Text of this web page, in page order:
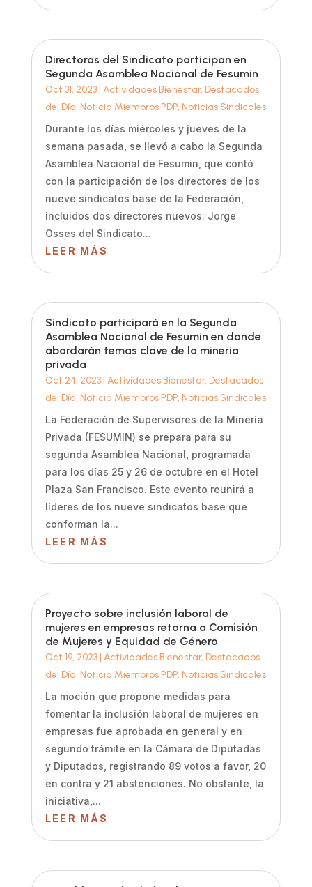
Directoras del Sindicato participan en
Segunda Asamblea Nacional de Fesumin
Oct 31, 2023| Actividades Bienestar, Destacados
del Día, Noticia Miembros PDP, Noticias Sindicales
Durante los días miércoles y jueves de la
semana pasada, se llevó a cabo la Segunda
Asamblea Nacional de Fesumin, que contó
con la participación de los directores de los
nueve sindicatos base de la Federación,
incluidos dos directores nuevos: Jorge
Osses del Sindicato...
LEER MÁS
Sindicato participará en la Segunda
Asamblea Nacional de Fesumin en donde
abordarán temas clave de la minería
privada
Oct 24, 2023| Actividades Bienestar, Destacados
del Día, Noticia Miembros PDP, Noticias Sindicales
La Federación de Supervisores de la Minería
Privada (FESUMIN) se prepara para su
segunda Asamblea Nacional, programada
para los días 25 y 26 de octubre en el Hotel
Plaza San Francisco. Este evento reunirá a
líderes de los nueve sindicatos base que
conforman la...
LEER MÁS
Proyecto sobre inclusión laboral de
mujeres en empresas retorna a Comisión
de Mujeres y Equidad de Género
Oct 19, 2023| Actividades Bienestar, Destacados
del Día, Noticia Miembros PDP, Noticias Sindicales
La moción que propone medidas para
fomentar la inclusión laboral de mujeres en
empresas fue aprobada en general y en
segundo trámite en la Cámara de Diputadas
y Diputados, registrando 89 votos a favor, 20
en contra y 21 abstenciones. No obstante, la
iniciativa,...
LEER MÁS